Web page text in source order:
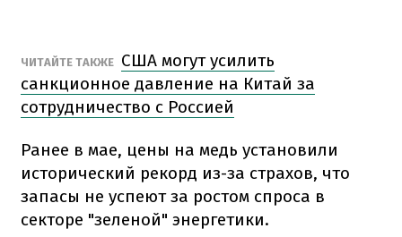
ЧИТАЙТЕ ТАКЖЕ США могут усилить
санкционное давление на Китай за
сотрудничество с Россией
Ранее в мае, цены на медь установили
исторический рекорд из-за страхов, что
запасы не успеют за ростом спроса в
секторе "зеленой" энергетики.